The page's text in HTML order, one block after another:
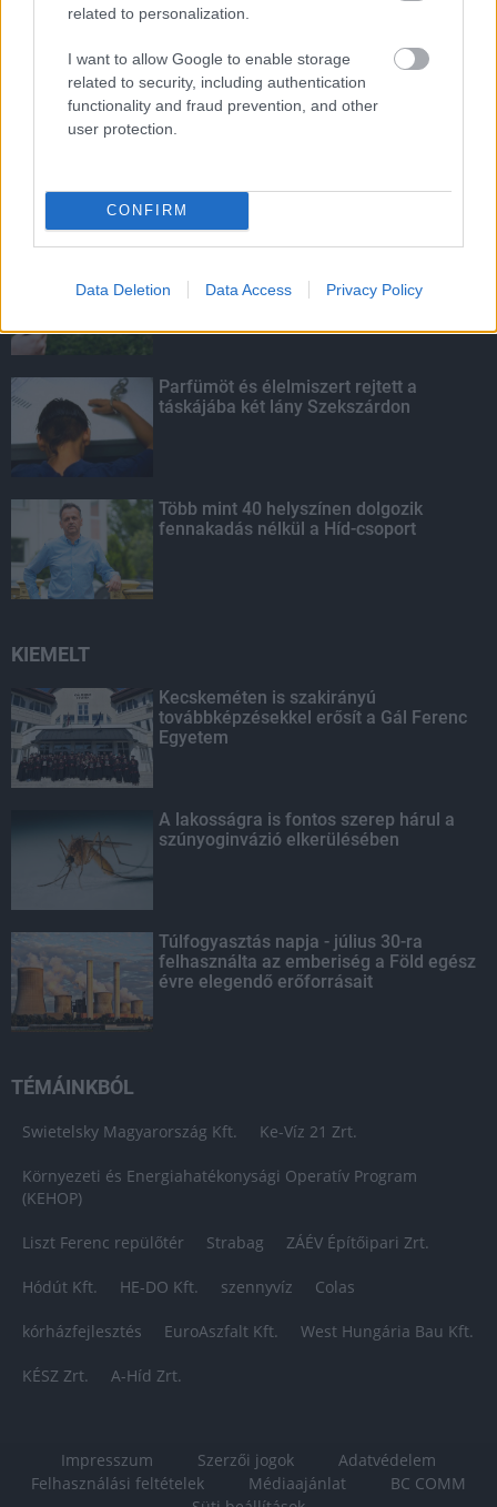
related to personalization.
I want to allow Google to enable storage
related to security, including authentication
functionality and fraud prevention, and other
user protection.
CONFIRM
Data Deletion Data Access Privacy Policy
HIRDETÉS
LEGOLVASOTTABB
Pakson
Parfümöt és élelmiszert rejtett a
táskájába két lány Szekszárdon
Több mint 40 helyszínen dolgozik
fennakadás nélkül a Híd-csoport
KIEMELT
Kecskeméten is szakirányú
továbbképzésekkel erősít a Gál Ferenc
Egyetem
A lakosságra is fontos szerep hárul a
szúnyoginvázió elkerülésében
Túlfogyasztás napja - július 30-ra
felhasználta az emberiség a Föld egész
évre elegendő erőforrásait
TÉMÁINKBÓL
Swietelsky Magyarország Kft. Ke-Víz 21 Zrt.
Környezeti és Energiahatékonysági Operatív Program
(KEHOP)
Liszt Ferenc repülőtér Strabag ZÁÉV Építőipari Zrt.
Hódút Kft. HE-DO Kft. szennyvíz Colas
kórházfejlesztés EuroAszfalt Kft. West Hungária Bau Kft.
KÉSZ Zrt. A-Híd Zrt.
Impresszum Szerzői jogok
Adatvédelem
Felhasználási feltételek
Médiaajánlat
BC COMM